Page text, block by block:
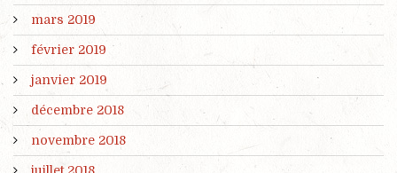
mars 2019
février 2019
janvier 2019
décembre 2018
novembre 2018